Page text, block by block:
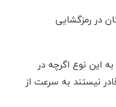
در رمزگشایی
به این نوع اگرچه در
نیستند به سرعت از